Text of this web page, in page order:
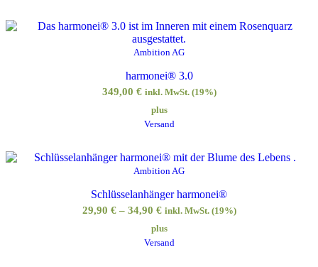
Ambition AG
harmonei® 3.0
349,00 € inkl. MwSt. (19%)
plus
Versand
Ambition AG
Schlüsselanhänger harmonei®
29,90 €– 34,90 € inkl. MwSt. (19%)
plus
Versand